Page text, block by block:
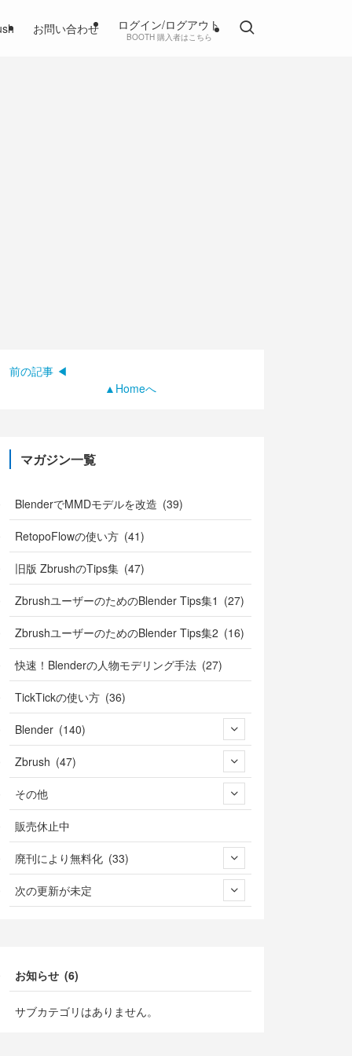
お問い合わせ ログイン/ログアウト
BOOTH 購入者はこちら
前の記事 ◀
▲Homeへ
マガジン一覧
BlenderでMMDモデルを改造 (39)
RetopoFlowの使い方 (41)
旧版 ZbrushのTips集 (47)
ZbrushユーザーのためのBlender Tips集1 (27)
ZbrushユーザーのためのBlender Tips集2 (16)
快速！Blenderの人物モデリング手法 (27)
TickTickの使い方 (36)
Blender (140)
Zbrush (47)
その他
販売休止中
廃刊により無料化 (33)
次の更新が未定
お知らせ (6)
サブカテゴリはありません。